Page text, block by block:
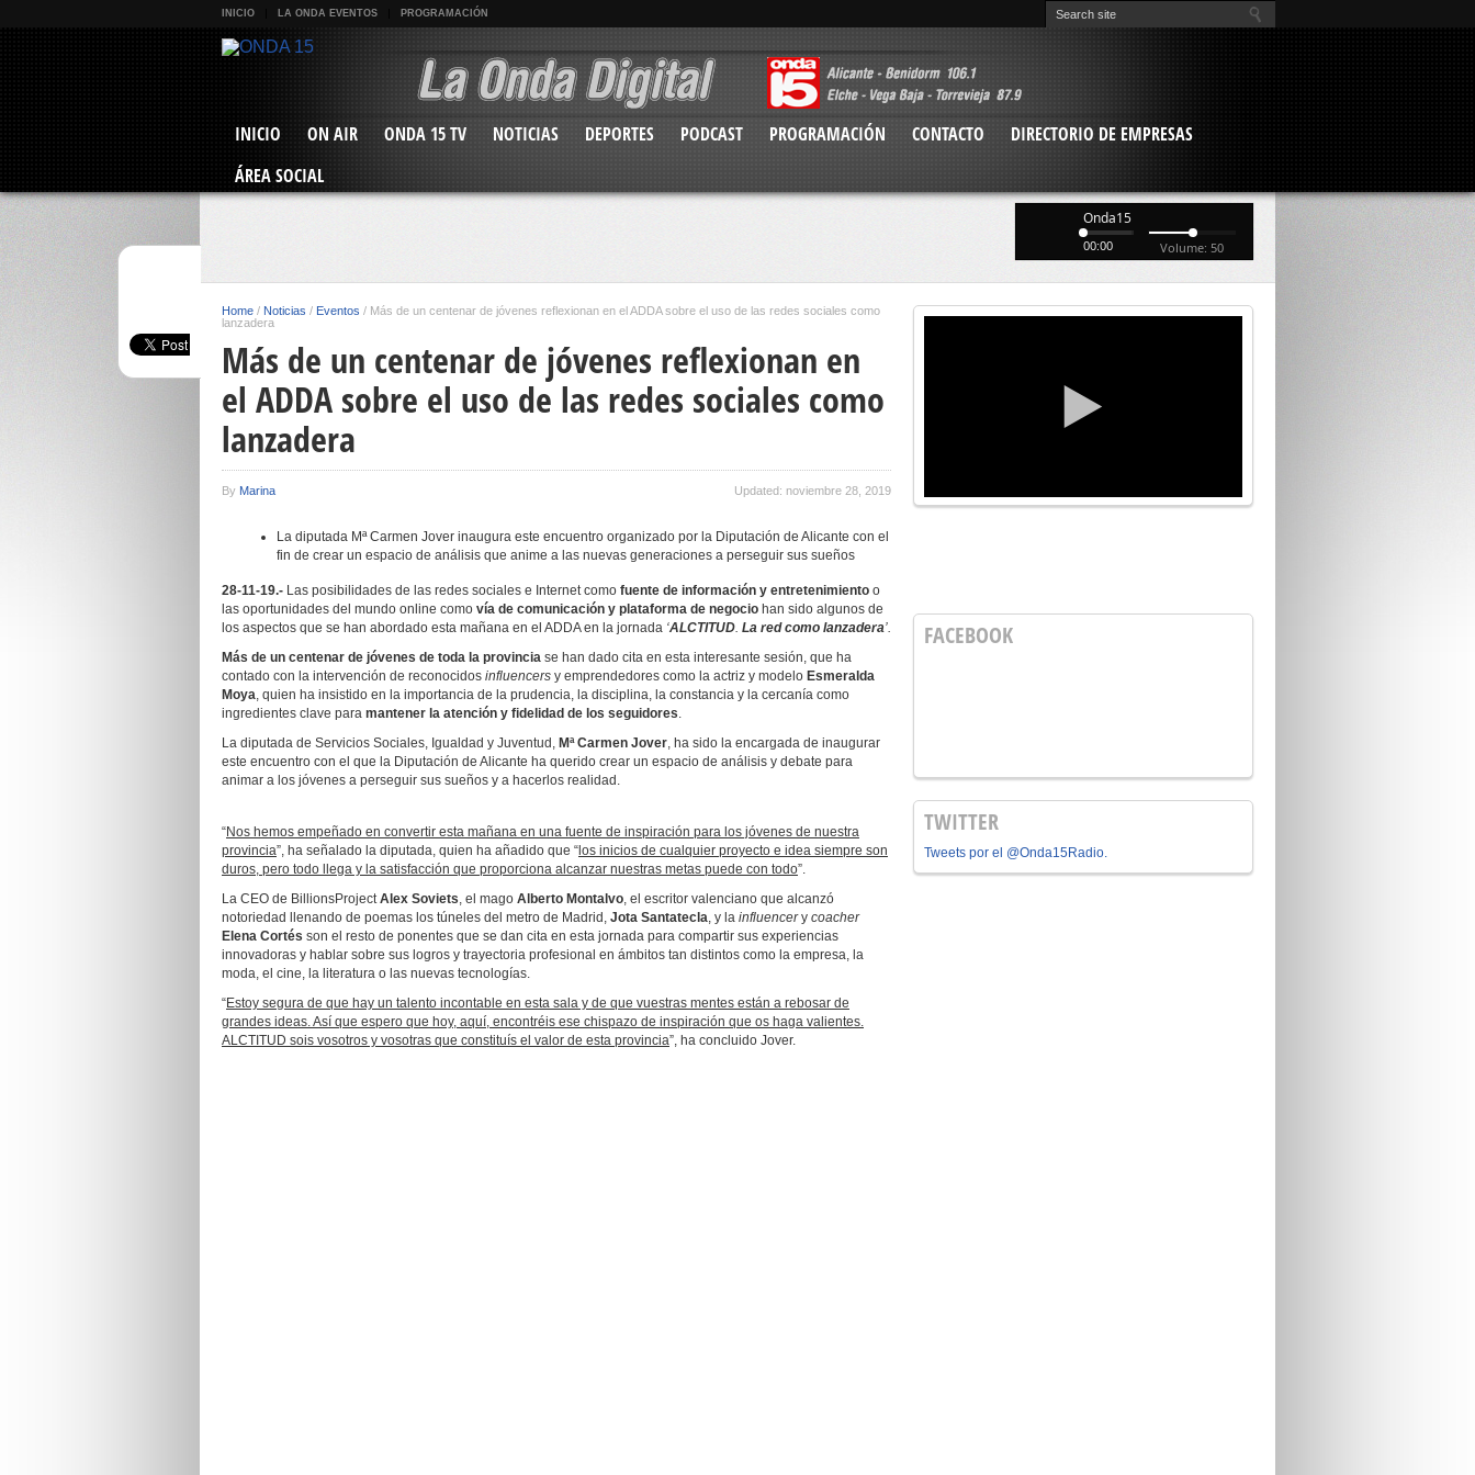
INICIO LA ONDA EVENTOS PROGRAMACIÓN
INICIO ON AIR ONDA 15 TV NOTICIAS DEPORTES PODCAST PROGRAMACIÓN CONTACTO
DIRECTORIO DE EMPRESAS
ÁREA SOCIAL
Onda15
00:00 Volume: 50
Home / Noticias / Eventos / Más de un centenar de jóvenes reflexionan en el ADDA sobre el uso de las redes sociales como
lanzadera
Más de un centenar de jóvenes reflexionan en
el ADDA sobre el uso de las redes sociales como
lanzadera
By Marina Updated: noviembre 28, 2019
La diputada Mª Carmen Jover inaugura este encuentro organizado por la Diputación de Alicante con el
fin de crear un espacio de análisis que anime a las nuevas generaciones a perseguir sus sueños
28-11-19.- Las posibilidades de las redes sociales e Internet como fuente de información y entretenimiento o
las oportunidades del mundo online como vía de comunicación y plataforma de negocio han sido algunos de
los aspectos que se han abordado esta mañana en el ADDA en la jornada ‘ALCTITUD. La red como lanzadera’.
Más de un centenar de jóvenes de toda la provincia se han dado cita en esta interesante sesión, que ha
contado con la intervención de reconocidos influencers y emprendedores como la actriz y modelo Esmeralda
Moya, quien ha insistido en la importancia de la prudencia, la disciplina, la constancia y la cercanía como
ingredientes clave para mantener la atención y fidelidad de los seguidores.
La diputada de Servicios Sociales, Igualdad y Juventud, Mª Carmen Jover, ha sido la encargada de inaugurar
este encuentro con el que la Diputación de Alicante ha querido crear un espacio de análisis y debate para
animar a los jóvenes a perseguir sus sueños y a hacerlos realidad.
“Nos hemos empeñado en convertir esta mañana en una fuente de inspiración para los jóvenes de nuestra
provincia”, ha señalado la diputada, quien ha añadido que “ los inicios de cualquier proyecto e idea siempre son
duros, pero todo llega y la satisfacción que proporciona alcanzar nuestras metas puede con todo”.
La CEO de BillionsProjectAlex Soviets, el mago Alberto Montalvo, el escritor valenciano que alcanzó
notoriedad llenando de poemas los túneles del metro de Madrid, Jota Santatecla, y la influencery coacher
Elena Cortés son el resto de ponentes que se dan cita en esta jornada para compartir sus experiencias
innovadoras y hablar sobre sus logros y trayectoria profesional en ámbitos tan distintos como la empresa, la
moda, el cine, la literatura o las nuevas tecnologías.
“Estoy segura de que hay un talento incontable en esta sala y de que vuestras mentes están a rebosar de
grandes ideas. Así que espero que hoy, aquí, encontréis ese chispazo de inspiración que os haga valientes.
ALCTITUD sois vosotros y vosotras que constituís el valor de esta provincia”, ha concluido Jover.
FACEBOOK
TWITTER
Tweets por el @Onda15Radio.